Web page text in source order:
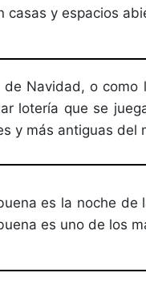
casas y espacios
Navidad, o como
lotería que se
y más antiguas del
es la noche
es uno de los